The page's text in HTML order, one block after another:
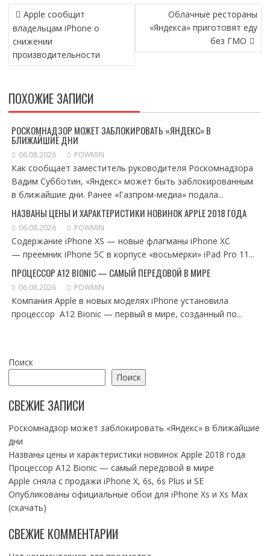
НАВИГАЦИЯ
ПО
ЗАПИСЯМ
Apple сообщит
владельцам iPhone о
снижении
производительности
Облачные рестораны
«Яндекса» приготовят еду
без ГМО
ПОХОЖИЕ ЗАПИСИ
РОСКОМНАДЗОР МОЖЕТ ЗАБЛОКИРОВАТЬ «ЯНДЕКС» В
БЛИЖАЙШИЕ ДНИ
06.08.2026 POWMIN
Как сообщает заместитель руководителя Роскомнадзора
Вадим Субботин, «Яндекс» может быть заблокированным
в ближайшие дни. Ранее «Газпром-медиа» подала...
НАЗВАНЫ ЦЕНЫ И ХАРАКТЕРИСТИКИ НОВИНОК APPLE 2018 ГОДА
06.08.2026 POWMIN
Содержание iPhone XS — новые флагманы iPhone XC
— преемник iPhone 5C в корпусе «восьмерки» iPad Pro 11...
ПРОЦЕССОР A12 BIONIC — САМЫЙ ПЕРЕДОВОЙ В МИРЕ
06.08.2026 POWMIN
Компания Apple в новых моделях iPhone установила
процессор A12 Bionic — первый в мире, созданный по...
Поиск
Поиск
СВЕЖИЕ ЗАПИСИ
Роскомнадзор может заблокировать «Яндекс» в ближайшие
дни
Названы цены и характеристики новинок Apple 2018 года
Процессор A12 Bionic — самый передовой в мире
Apple сняла с продажи iPhone X, 6s, 6s Plus и SE
Опубликованы официальные обои для iPhone Xs и Xs Max
(скачать)
СВЕЖИЕ КОММЕНТАРИИ